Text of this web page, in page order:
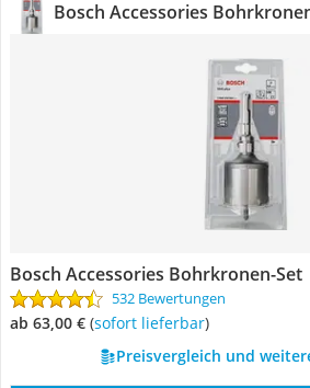
Bosch Accessories
Bosch Accessories Bohrkronen-Set
532 Bewertungen
ab 63,00 € ( Sofort lieferbar)
Preisvergleich und